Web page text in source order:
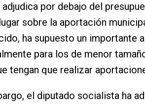
por debajo del
sobre la aportación
ha supuesto un importante
para los de menor
tengan que realizar
el diputado socialista ha